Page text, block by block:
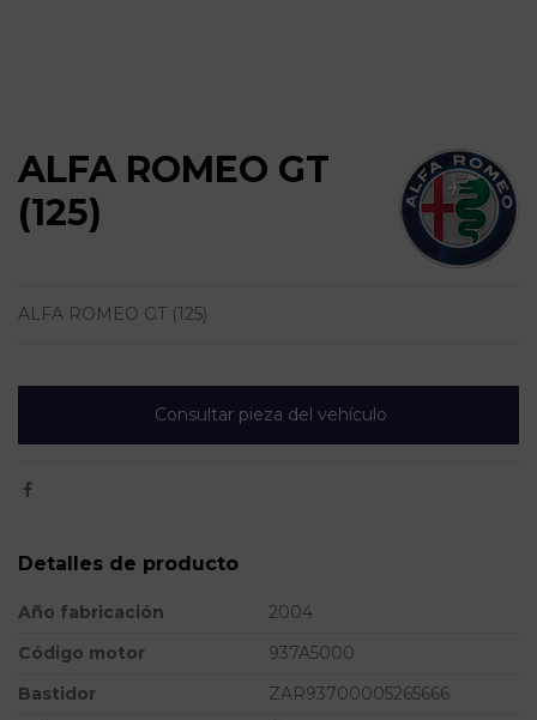
ALFA ROMEO GT
(125)
ALFA ROMEO GT (125)
Consultar pieza del vehículo
Detalles de producto
Año fabricación
2004
Código motor
937A5000
Bastidor
ZAR93700005265666